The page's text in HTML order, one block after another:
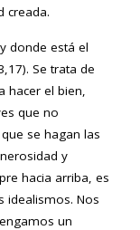
creada.
donde está el
Se trata de
hacer el bien,
que no
se hagan las
y
hacia arriba, es
idealismos. Nos
un